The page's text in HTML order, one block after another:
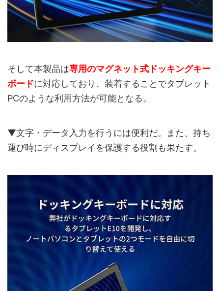
そして本製品は専用のマグネット式ドッキングキー
ボードに対応しており、装着することでタブレット
PCのような利用方法が可能となる。
▼文字・データ入力を行うには便利だ。また、持ち
運び時にディスプレイを保護する役割も果たす。